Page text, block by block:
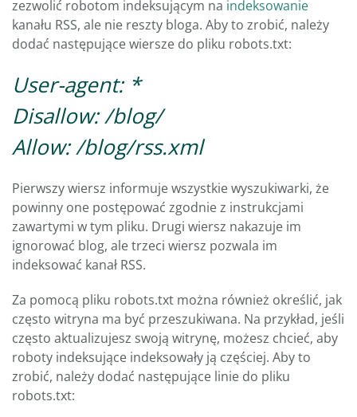
zezwolić robotom indeksującym na indeksowanie
kanału RSS, ale nie reszty bloga. Aby to zrobić, należy
dodać następujące wiersze do pliku robots.txt:
User-agent: *
Disallow: /blog/
Allow: /blog/rss.xml
Pierwszy wiersz informuje wszystkie wyszukiwarki, że
powinny one postępować zgodnie z instrukcjami
zawartymi w tym pliku. Drugi wiersz nakazuje im
ignorować blog, ale trzeci wiersz pozwala im
indeksować kanał RSS.
Za pomocą pliku robots.txt można również określić, jak
często witryna ma być przeszukiwana. Na przykład, jeśli
często aktualizujesz swoją witrynę, możesz chcieć, aby
roboty indeksujące indeksowały ją częściej. Aby to
zrobić, należy dodać następujące linie do pliku
robots.txt: